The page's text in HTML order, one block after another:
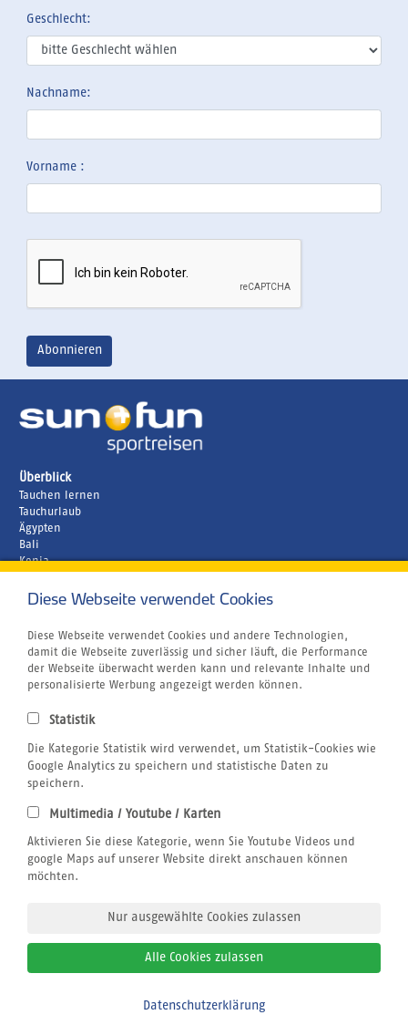
Geschlecht:
Nachname:
Vorname :
Überblick
Tauchen lernen
Tauchurlaub
Ägypten
Bali
Kenia
Unternehmen
Airline Blacklist
Centrum für Reisemedizin
Bildnachweis
Gutschein
Klimabewusst Reisen
Reiseversicherung
Windsurfen
Wingfoilen
Wingfoilen
Rechtliches
AGB
Datenschutz
Diese Webseite verwendet Cookies
Diese Webseite verwendet Cookies und andere Technologien,
damit die Webseite zuverlässig und sicher läuft, die Performance
der Webseite überwacht werden kann und relevante Inhalte und
personalisierte Werbung angezeigt werden können.
Statistik
Die Kategorie Statistik wird verwendet, um Statistik-Cookies wie
Google Analytics zu speichern und statistische Daten zu
speichern.
Multimedia / Youtube / Karten
Aktivieren Sie diese Kategorie, wenn Sie Youtube Videos und
google Maps auf unserer Website direkt anschauen können
möchten.
Nur ausgewählte Cookies zulassen
Alle Cookies zulassen
Datenschutzerklärung